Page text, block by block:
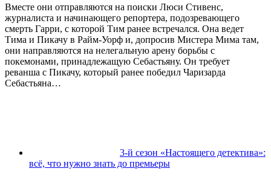
Вместе они отправляются на поиски Люси Стивенс,
журналиста и начинающего репортера, подозревающего
смерть Гарри, с которой Тим ранее встречался. Она ведет
Тима и Пикачу в Райм-Уорф и, допросив Мистера Мима там,
они направляются на нелегальную арену борьбы с
покемонами, принадлежащую Себастьяну. Он требует
реванша с Пикачу, который ранее победил Чаризарда
Себастьяна…
3-й сезон «Настоящего детектива»:
всё, что нужно знать до премьеры